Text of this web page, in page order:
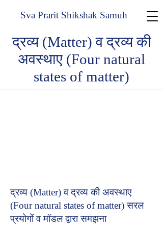
Sva Prarit Shikshak Samuh
द्रव्य (Matter) व द्रव्य की
अवस्थाए (Four natural
states of matter)
द्रव्य (Matter) व द्रव्य की अवस्थाए
(Four natural states of matter) सरल
प्रयोगों व मॉडल द्वारा समझना